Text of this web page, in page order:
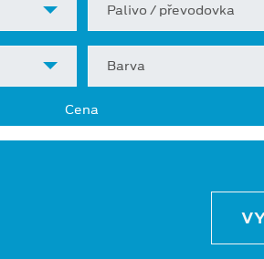
Palivo / převodovka
Barva
Cena